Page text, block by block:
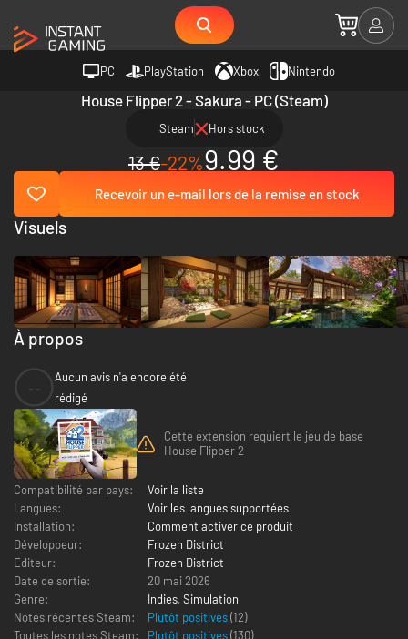
PC PlayStation Xbox Nintendo
House Flipper 2 - Sakura - PC (Steam)
Steam Hors stock
13 €-22%9.99 €
Recevoir un e-mail lors de la remise en stock
À propos
Aucun avis n'a encore été
rédigé
Cette extension requiert le jeu de base
House Flipper 2
Compatibilité par pays:
Voir la liste
Langues:
Voir les langues supportées
Installation:
Comment activer ce produit
Développeur:
Frozen District
Editeur:
Frozen District
Date de sortie:
20 mai 2026
Genre:
Indies, Simulation
Notes récentes Steam:
Plutôt positives(12)
Toutes les notes Steam:
Plutôt positives(130)
Visuels